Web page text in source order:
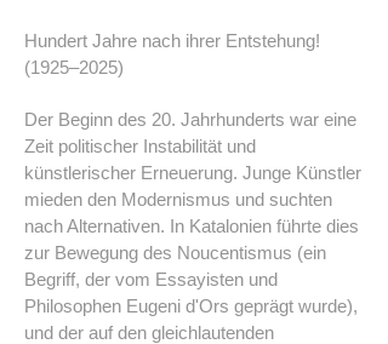
Hundert Jahre nach ihrer Entstehung!
(1925–2025)
Der Beginn des 20. Jahrhunderts war eine
Zeit politischer Instabilität und
künstlerischer Erneuerung. Junge Künstler
mieden den Modernismus und suchten
nach Alternativen. In Katalonien führte dies
zur Bewegung des Noucentismus (ein
Begriff, der vom Essayisten und
Philosophen Eugeni d'Ors geprägt wurde),
und der auf den gleichlautenden